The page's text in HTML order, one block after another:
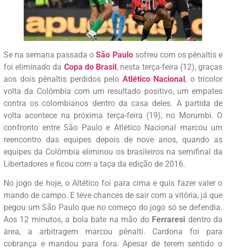
Se na semana passada oSão Paulosofreu com os pênaltis e
foi eliminado da Copa do Brasil, nesta terça-feira (12), graças
aos dois pênaltis perdidos pelo Atlético Nacional, o tricolor
volta da Colômbia com um resultado positivo, um empates
contra os colombianos dentro da casa deles. A partida de
volta acontece na próxima terça-feira (19), no Morumbi. O
confronto entre São Paulo e Atlético Nacional marcou um
reencontro das equipes depois de nove anos, quando as
equipes da Colômbia eliminou os brasileiros na semifinal da
Libertadores e ficou com a taça da edição de 2016.
No jogo de hoje, o Altético foi para cima e quis fazer valer o
mando de campo. E teve chances de sair com a vitória, já que
pegou um São Paulo que no começo do jogo só se defendia.
Aos 12 minutos, a bola bate na mão do Ferraresi dentro da
área, a arbitragem marcou pênalti. Cardona foi para
cobrança e mandou para fora. Apesar de terem sentido o